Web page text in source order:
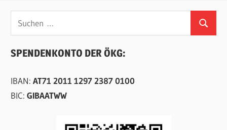
Suchen
nach:
Suchen
SPENDENKONTO DER ÖKG:
IBAN:AT71 2011 1297 2387 0100
BIC:GIBAATWW